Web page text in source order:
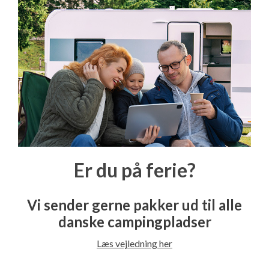
Er du på ferie?
Vi sender gerne pakker ud til alle
danske campingpladser
Læs vejledning her